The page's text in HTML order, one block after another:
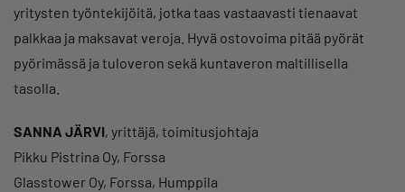
yritysten työntekijöitä, jotka taas vastaavasti tienaavat
palkkaa ja maksavat veroja. Hyvä ostovoima pitää pyörät
pyörimässä ja tuloveron sekä kuntaveron maltillisella
tasolla.
SANNA JÄRVI, yrittäjä, toimitusjohtaja
Pikku Pistrina Oy, Forssa
Glasstower Oy, Forssa, Humppila